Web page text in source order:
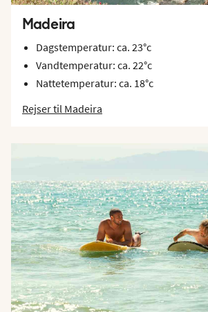
Madeira
Dagstemperatur: ca. 23°c
Vandtemperatur: ca. 22°c
Nattetemperatur: ca. 18°c
Rejser til Madeira